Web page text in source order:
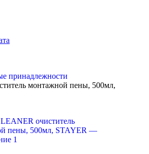
принадлежности
монтажной пены, 500мл,